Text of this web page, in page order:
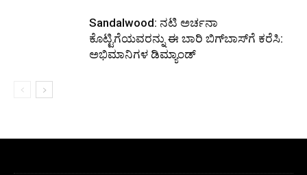
Sandalwood: ನಟಿ ಅರ್ಚನಾ
ಕೊಟ್ಟಿಗೆಯವರನ್ನು ಈ ಬಾರಿ ಬಿಗ್‌ಬಾಸ್‌ಗೆ ಕರೆಸಿ:
ಅಭಿಮಾನಿಗಳ ಡಿಮ್ಯಾಂಡ್